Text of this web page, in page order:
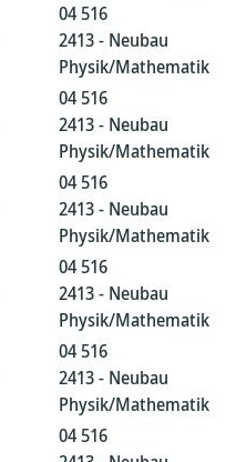
04 516
2413 - Neubau
Physik/Mathematik
04 516
2413 - Neubau
Physik/Mathematik
04 516
2413 - Neubau
Physik/Mathematik
04 516
2413 - Neubau
Physik/Mathematik
04 516
2413 - Neubau
Physik/Mathematik
04 516